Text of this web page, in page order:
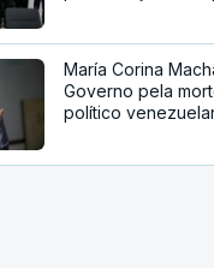
María Corina
Governo pela
político